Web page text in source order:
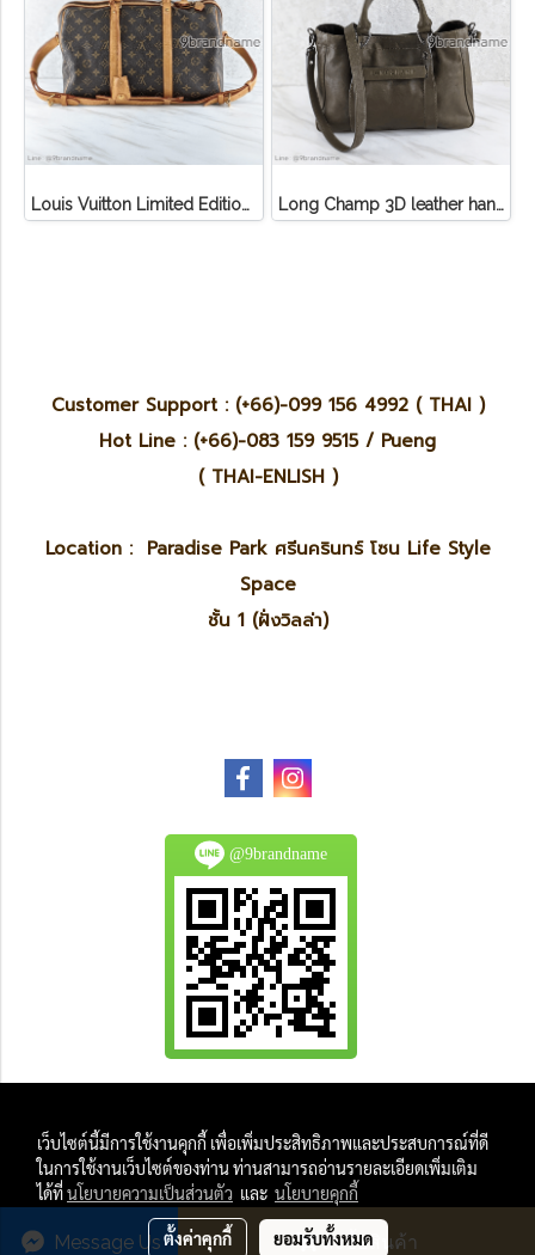
สั่งซื้อสินค้า
Message Us
Louis Vuitton Limited Edition Monogram Canvas Sofia Coppola SC Bag Long Champ 3D leather handbag
Customer Support : (+66)-099 156 4992 ( THAI )
Hot Line : (+66)-083 159 9515 / Pueng
( THAI-ENLISH )
Location : Paradise Park ศรีนครินทร์ โซน Life Style
Space
ชั้น 1 (ฝั่งวิลล่า)
@9brandname
And
All Photo in this website were taken by
9Brandname's Team.
เว็บไซต์นี้มีการใช้งานคุกกี้ เพื่อเพิ่มประสิทธิภาพและประสบการณ์ที่ดี
ในการใช้งานเว็บไซต์ของท่าน ท่านสามารถอ่านรายละเอียดเพิ่มเติม
ได้ที่นโยบายความเป็นส่วนตัว และ นโยบายคุกกี้
ตั้งค่าคุกกี้ ยอมรับทั้งหมด